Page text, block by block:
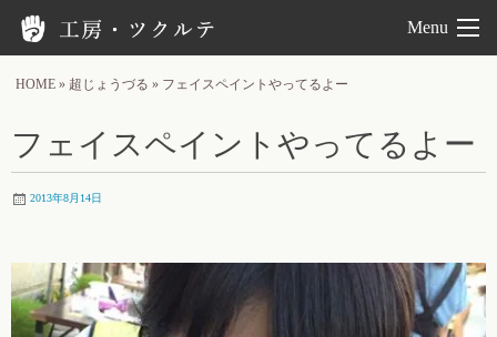
Menu
HOME » 超じょうづる » フェイスペイントやってるよー
フェイスペイントやってるよー
2013年8月14日